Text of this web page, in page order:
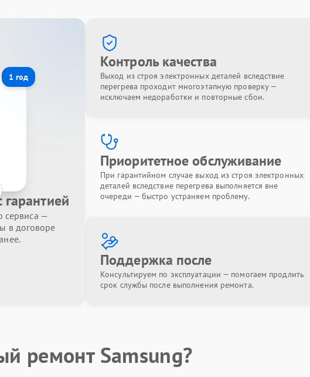
1 год
гарантией
сервиса —
в договоре
Контроль качества
Выход из строя электронных деталей вследствие
перегрева проходит многоэтапную проверку —
исключаем недоработки и повторные сбои.
Приоритетное обслуживание
При гарантийном случае выход из строя электронных
деталей вследствие перегрева выполняется вне
очереди — быстро устраняем проблему.
Поддержка после
Консультируем по эксплуатации — помогаем продлить
срок службы после выполнения ремонта.
ремонт Samsung?